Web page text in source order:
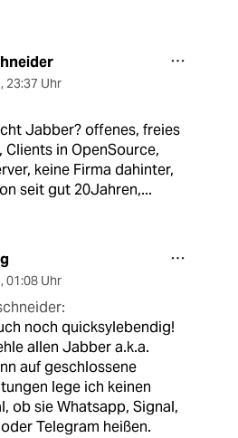
, 23:37 Uhr
Jabber? offenes, freies
Clients in OpenSource,
keine Firma dahinter,
seit gut 20Jahren,...
, 01:08 Uhr
noch quicksylebendig!
allen Jabber a.k.a.
auf geschlossene
lege ich keinen
ob sie Whatsapp, Signal,
Telegram heißen.